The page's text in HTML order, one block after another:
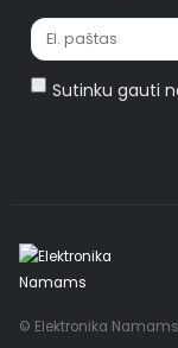
Sutinku gauti
© Elektronika